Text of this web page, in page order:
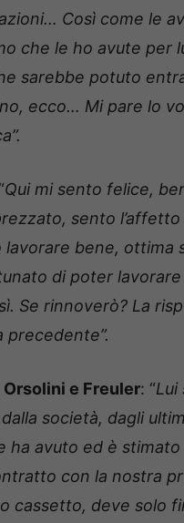
Così come le
che le ho avute per
sarebbe potuto
ecco… Mi pare lo
Qui mi sento felice,
sento l’affetto
lavorare bene, ottima
di poter lavorare
Se rinnoverò? La
precedente”.
Orsolini e Freuler: “Lui
società, dagli
ha avuto ed è stimato
con la nostra
cassetto, deve solo